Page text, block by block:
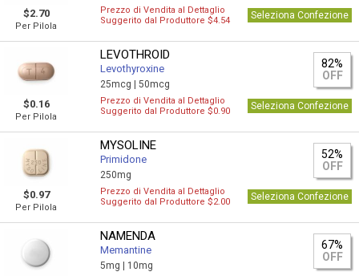
$2.70
Per Pilola
Prezzo di Vendita al Dettaglio
Suggerito dal Produttore $4.54
Seleziona Confezione
$0.16
Per Pilola
LEVOTHROID
Levothyroxine
25mcg |50mcg
82%
OFF
Prezzo di Vendita al Dettaglio
Suggerito dal Produttore $0.90
Seleziona Confezione
$0.97
Per Pilola
MYSOLINE
Primidone
250mg
52%
OFF
Prezzo di Vendita al Dettaglio
Suggerito dal Produttore $2.00
Seleziona Confezione
NAMENDA
Memantine
5mg | 10mg
67%
OFF